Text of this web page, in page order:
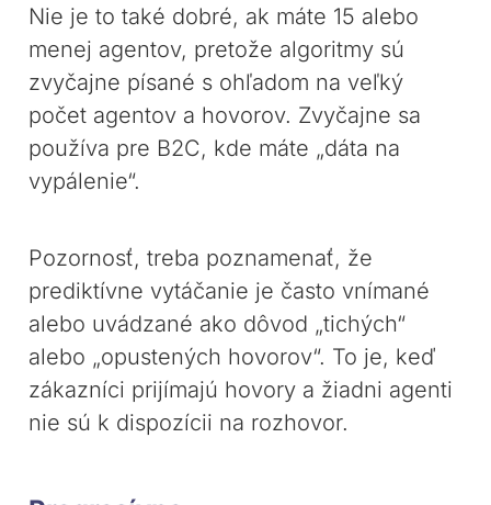
Nie je to také dobré, ak máte 15 alebo
menej agentov, pretože algoritmy sú
zvyčajne písané s ohľadom na veľký
počet agentov a hovorov. Zvyčajne sa
používa pre B2C, kde máte „dáta na
vypálenie“.
Pozornosť, treba poznamenať, že
prediktívne vytáčanie je často vnímané
alebo uvádzané ako dôvod „tichých“
alebo „opustených hovorov“. To je, keď
zákazníci prijímajú hovory a žiadni agenti
nie sú k dispozícii na rozhovor.